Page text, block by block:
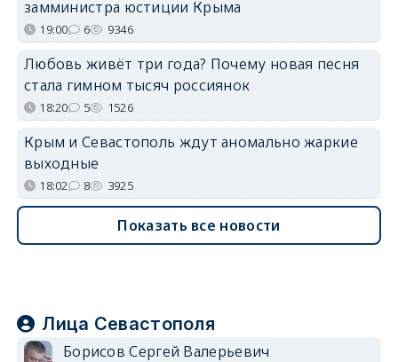
замминистра юстиции Крыма
19:00 6 9346
Любовь живёт три года? Почему новая песня
стала гимном тысяч россиянок
18:20 5 1526
Крым и Севастополь ждут аномально жаркие
выходные
18:02 8 3925
Показать все новости
Лица Севастополя
Борисов Сергей Валерьевич